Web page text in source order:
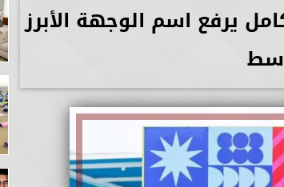
يرفع اسم الوجهة الأبرز